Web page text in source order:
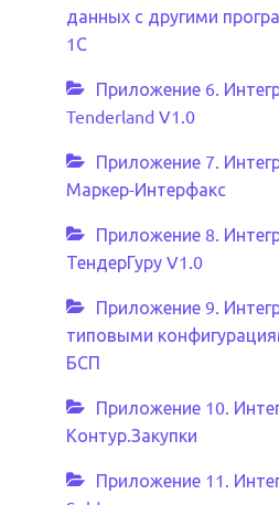
данных с другими
1С
Приложение 6.
Tenderland V1.0
Приложение 7.
Маркер-Интерфакс
Приложение 8.
ТендерГуру V1.0
Приложение 9.
типовыми
БСП
Приложение 10.
Контур.Закупки
Приложение 11.